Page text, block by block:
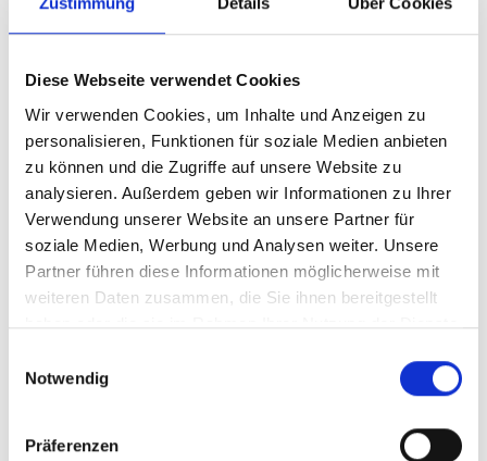
Diese Webseite verwendet Cookies
Wir verwenden Cookies, um Inhalte und Anzeigen zu
personalisieren, Funktionen für soziale Medien anbieten
zu können und die Zugriffe auf unsere Website zu
analysieren. Außerdem geben wir Informationen zu Ihrer
Verwendung unserer Website an unsere Partner für
soziale Medien, Werbung und Analysen weiter. Unsere
Partner führen diese Informationen möglicherweise mit
weiteren Daten zusammen, die Sie ihnen bereitgestellt
haben oder die sie im Rahmen Ihrer Nutzung der Dienste
Notwendig
Präferenzen
The big clash: Superstar Federer
meets young gun Zverev
The eight time GERRY WEBER OPEN
champion defeats Goffin 6:1, 7:6
READ ALL